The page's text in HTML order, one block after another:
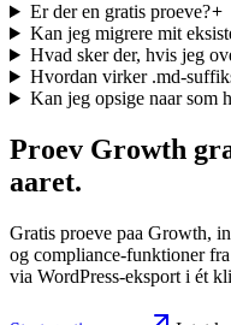
Er der en gratis proeve?
Kan jeg migrere mit
Hvad sker der, hvis jeg
Hvordan virker .md-
Kan jeg opsige naar som
Proev Growth
aaret.
Gratis proeve paa Growth,
og compliance-funktioner
via WordPress-eksport i ét